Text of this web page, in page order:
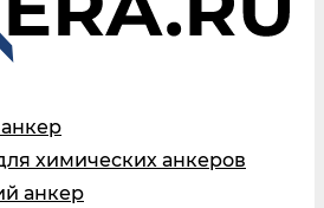
химических анкеров
анкер